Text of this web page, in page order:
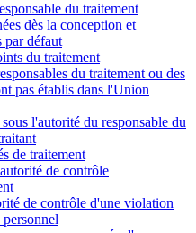
du traitement
dès la conception et
par défaut
du traitement
du traitement ou des
pas établis dans l'Union
l'autorité du responsable du
de traitement
de contrôle
de contrôle d'une violation
personnel